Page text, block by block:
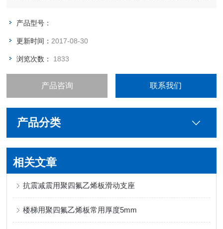
可靠的强度及拉伸率。
产品型号：
更新时间： 2017-08-30
浏览次数： 1833
产品咨询 联系我们
产品分类
相关文章
抗震减震用聚四氟乙烯板滑动支座
楼梯用聚四氟乙烯板常用厚度5mm